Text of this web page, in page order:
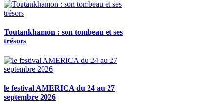
Toutankhamon : son tombeau et ses
trésors
le festival AMERICA du 24 au 27
septembre 2026